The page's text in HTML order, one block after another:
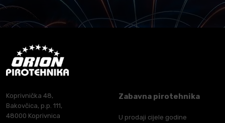
Koprivnička 48,
Bakovčica, p.p. 111,
48000 Koprivnica
Zabavna pirotehnika
U prodaji cijele godine